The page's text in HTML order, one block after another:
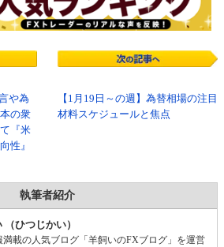
や為
の衆
『米
性』
【1月19日～の週】為替相場の注目
材料スケジュールと焦点
執筆者紹介
（ひつじかい）
満載の人気ブログ「羊飼いのFXブログ」を運営